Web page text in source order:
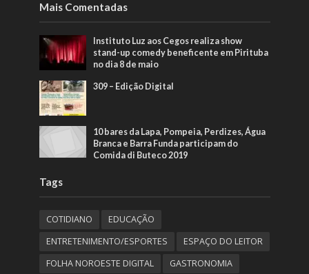
Mais Comentadas
Instituto Luz aos Cegos realiza show
stand-up comedy beneficente em Pirituba
no dia 8 de maio
309 – Edição Digital
10 bares da Lapa, Pompeia, Perdizes, Água
Branca e Barra Funda participam do
Comida di Buteco 2019
Tags
COTIDIANO
EDUCAÇÃO
ENTRETENIMENTO/ESPORTES
ESPAÇO DO LEITOR
FOLHA NOROESTE DIGITAL
GASTRONOMIA